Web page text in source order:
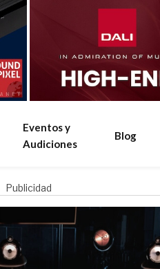
Eventos y
Audiciones
Blog
Publicidad